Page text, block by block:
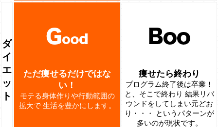
ダ
イ
エ
ッ
ト
ただ痩せるだけではな
い！
モテる身体作りや行動範囲の
拡大で生活を豊かにします。
痩せたら終わり
プログラム終了後は卒業！
と、そこで終わり 結果リバ
ウンドをしてしまい元どお
り・・・
というパターンが
多いのが現状です。